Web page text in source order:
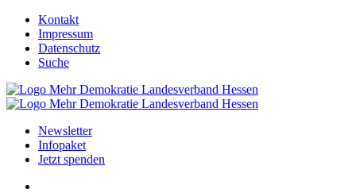
Kontakt
Impressum
Datenschutz
Suche
Newsletter
Infopaket
Jetzt spenden